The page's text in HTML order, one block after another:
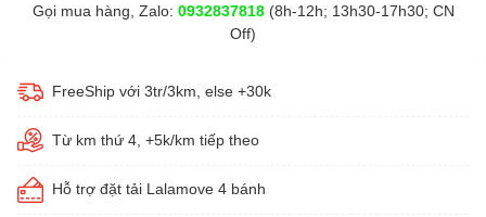
Gọi mua hàng, Zalo: 0932837818(8h-12h; 13h30-17h30; CN
Off)
FreeShip với 3tr/3km, else +30k
Từ km thứ 4, +5k/km tiếp theo
Hỗ trợ đặt tải Lalamove 4 bánh